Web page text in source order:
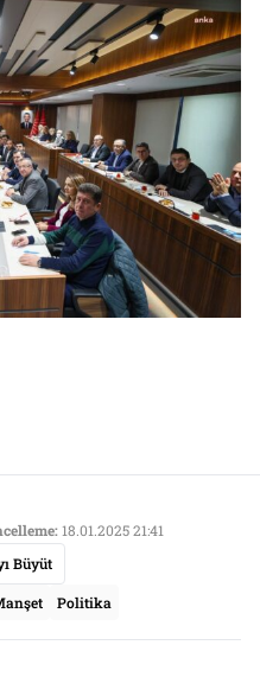
18.01.2025 21:41
Büyüt
Politika